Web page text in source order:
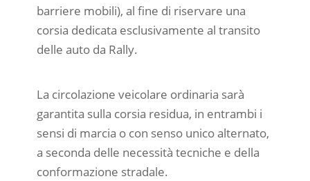
barriere mobili), al fine di riservare una
corsia dedicata esclusivamente al transito
delle auto da Rally.
La circolazione veicolare ordinaria sarà
garantita sulla corsia residua, in entrambi i
sensi di marcia o con senso unico alternato,
a seconda delle necessità tecniche e della
conformazione stradale.